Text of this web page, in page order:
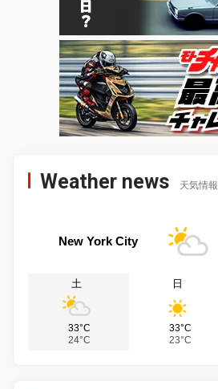
Weather news 天気情報
New York City
土
33°C
24°C
日
33°C
23°C